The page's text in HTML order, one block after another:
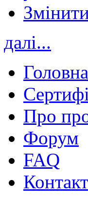
далі...
Головна
Про
Форум
FAQ